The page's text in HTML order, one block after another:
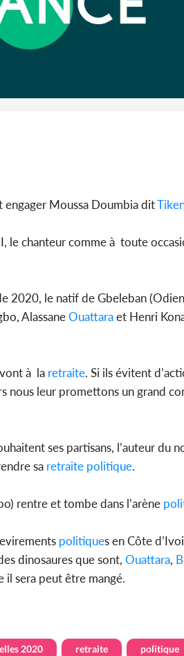
Moussa Doumbia dit
le chanteur comme à toute
le natif de Gbeleban
AlassaneOuattaraet Henri
vont à la retraite. Si ils évitent
nous leur promettons un grand
ses partisans, l’auteur du
sa retraite politique.
rentre et tombe dans l’arène
politiques en Côte
dinosaures que sont, Ouattara,
sera peut être mangé.
2020 retraite politique